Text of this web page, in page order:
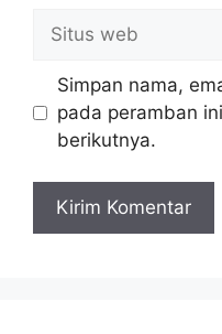
web
Simpan nama,
pada peramban
berikutnya.